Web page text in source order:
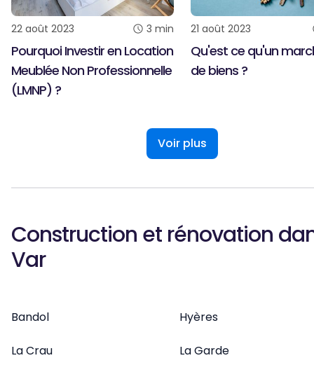
22 août 2023 3 min
Pourquoi Investir en Location
Meublée Non Professionnelle
(LMNP) ?
21 août 2023
Qu'est ce qu'un
de biens ?
Voir plus
Construction et rénovation
Var
Bandol Hyères
La Crau La Garde